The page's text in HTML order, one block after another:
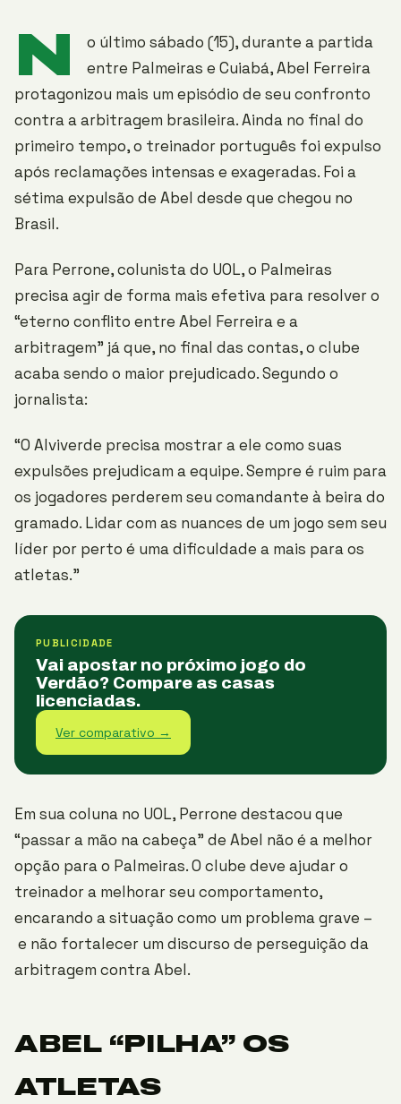
N
o último sábado (15), durante a partida
entre Palmeiras e Cuiabá, Abel Ferreira
protagonizou mais um episódio de seu confronto
contra a arbitragem brasileira. Ainda no final do
primeiro tempo, o treinador português foi expulso
após reclamações intensas e exageradas. Foi a
sétima expulsão de Abel desde que chegou no
Brasil.
Para Perrone, colunista do UOL, o Palmeiras
precisa agir de forma mais efetiva para resolver o
“eterno conflito entre Abel Ferreira e a
arbitragem” já que, no final das contas, o clube
acaba sendo o maior prejudicado. Segundo o
jornalista:
“O Alviverde precisa mostrar a ele como suas
expulsões prejudicam a equipe. Sempre é ruim para
os jogadores perderem seu comandante à beira do
gramado. Lidar com as nuances de um jogo sem seu
líder por perto é uma dificuldade a mais para os
atletas.”
PUBLICIDADE
Vai apostar no próximo jogo do
Verdão? Compare as casas
licenciadas.
Ver comparativo →
Em sua coluna no UOL, Perrone destacou que
“passar a mão na cabeça” de Abel não é a melhor
opção para o Palmeiras. O clube deve ajudar o
treinador a melhorar seu comportamento,
encarando a situação como um problema grave –
e não fortalecer um discurso de perseguição da
arbitragem contra Abel.
ABEL “PILHA” OS
ATLETAS